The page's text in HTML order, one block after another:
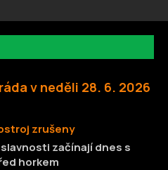
v neděli 28. 6. 2026
zrušeny
začínají dnes s
horkem